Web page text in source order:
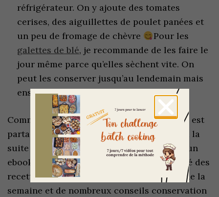
réfrigérateur. On y ajoute des tomates
cerises, des aiguillettes de poulet panées et
un peu de fromage de chèvre
Pour les
galettes de blé, je recommande de les faire le
jour même parce qu’elles sèchent vite. On
peut les conserver jusqu’au lendemain mais
ensuite elles seront cassantes.
Comme d’habitude, une partie des recettes est
partagée sur le blog. Je rédige également à la
suite de chaque session de batch cooking un
ebook avec la liste des courses, l’intégralité des
recettes, les étapes de la séance, le menu de la
semaine et de nombreux conseils conservation